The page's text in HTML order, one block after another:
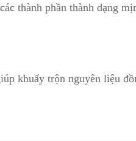
thành phần thành dạng
khuấy trộn nguyên liệu